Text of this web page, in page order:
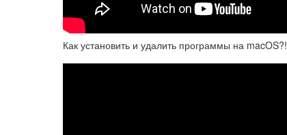
Как установить и удалить программы на macOS?!